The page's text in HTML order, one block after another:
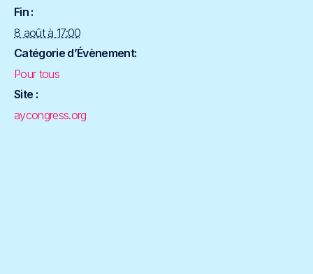
Fin :
8 août à 17:00
Catégorie d’Évènement:
Pour tous
Site :
aycongress.org